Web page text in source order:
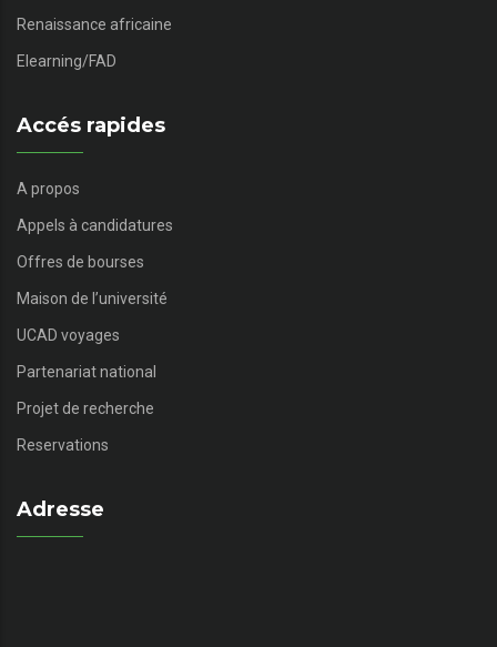
Renaissance africaine
Elearning/FAD
Accés rapides
A propos
Appels à candidatures
Offres de bourses
Maison de l’université
UCAD voyages
Partenariat national
Projet de recherche
Reservations
Adresse